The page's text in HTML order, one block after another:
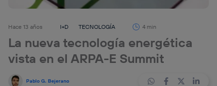
Hace 13 años I+D TECNOLOGÍA 4 min
La nueva tecnología energética
vista en el ARPA-E Summit
Pablo G. Bejerano